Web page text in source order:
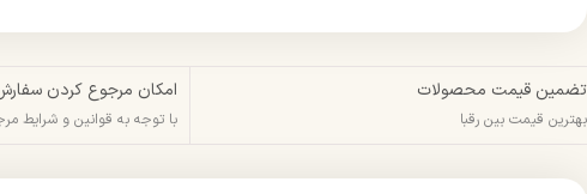
تضمین قیمت محصولات
بهترین قیمت بین رقبا
امکان مرجوع کردن
با توجه به قوانین و شرایط